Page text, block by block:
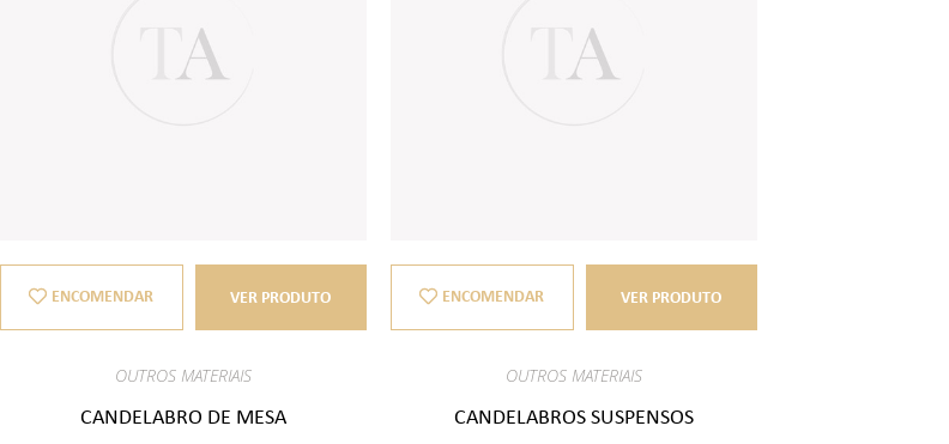
ENCOMENDAR VER PRODUTO
OUTROS MATERIAIS
CANDELABRO DE MESA
ENCOMENDAR VER PRODUTO
OUTROS MATERIAIS
CANDELABROS SUSPENSOS